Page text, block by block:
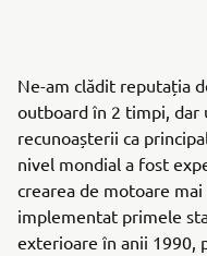
Ne-am clădit reputația
outboard în 2 timpi, dar
recunoașterii ca
nivel mondial a fost
crearea de motoare
implementat primele
exterioare în anii 1990,